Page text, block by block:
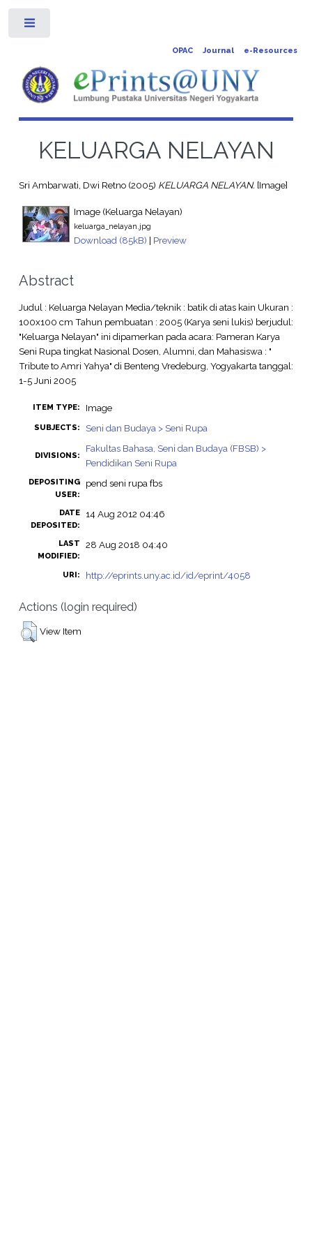
OPAC Journal e-Resources
KELUARGA NELAYAN
Sri Ambarwati, Dwi Retno(2005) KELUARGA NELAYAN. [Image]
Image (Keluarga Nelayan)
keluarga_nelayan.jpg
Download (85kB) | Preview
Abstract
Judul : Keluarga Nelayan Media/teknik : batik di atas kain Ukuran :
100x100 cm Tahun pembuatan : 2005 (Karya seni lukis) berjudul:
"Keluarga Nelayan" ini dipamerkan pada acara: Pameran Karya
Seni Rupa tingkat Nasional Dosen, Alumni, dan Mahasiswa : "
Tribute to Amri Yahya" di Benteng Vredeburg, Yogyakarta tanggal:
1-5 Juni 2005
ITEM TYPE: Image
SUBJECTS: Seni dan Budaya > Seni Rupa
DIVISIONS:
Fakultas Bahasa, Seni dan Budaya (FBSB) >
Pendidikan Seni Rupa
DEPOSITING
USER:
pend seni rupa fbs
DATE
DEPOSITED:
14 Aug 2012 04:46
LAST
MODIFIED:
28 Aug 2018 04:40
URI: http://eprints.uny.ac.id/id/eprint/4058
Actions (login required)
View Item